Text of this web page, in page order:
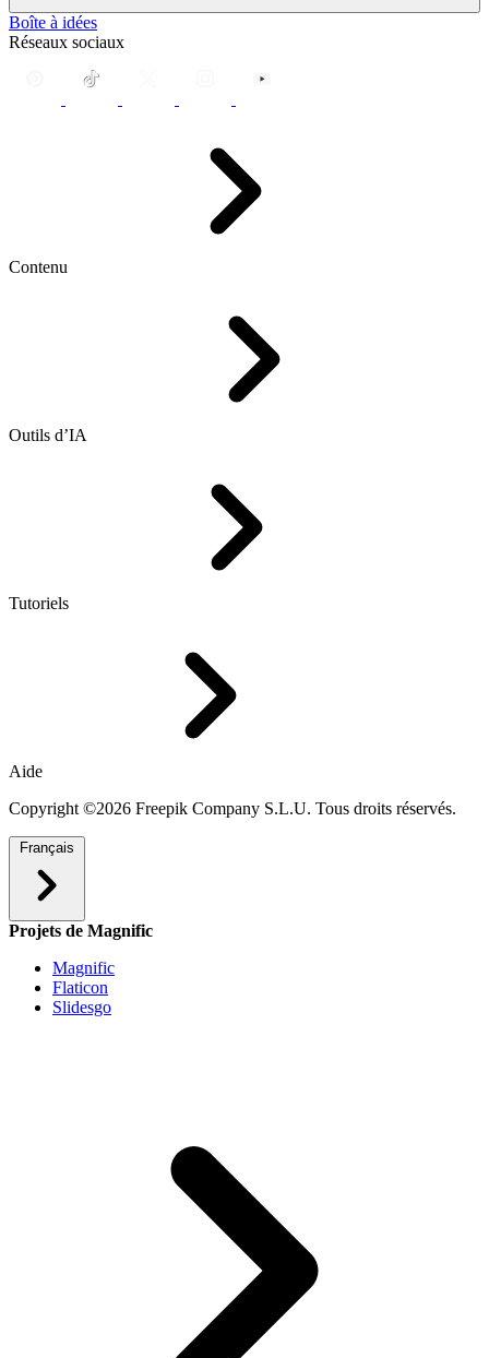
Boîte à idées
Réseaux sociaux
Contenu
Outils d’IA
Tutoriels
Aide
Copyright ©2026 Freepik Company S.L.U. Tous droits réservés.
Français
Projets de Magnific
Magnific
Flaticon
Slidesgo